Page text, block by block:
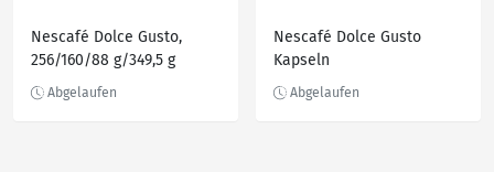
Nescafé Dolce Gusto,
256/160/88 g/349,5 g
Nescafé Dolce Gusto
Kapseln